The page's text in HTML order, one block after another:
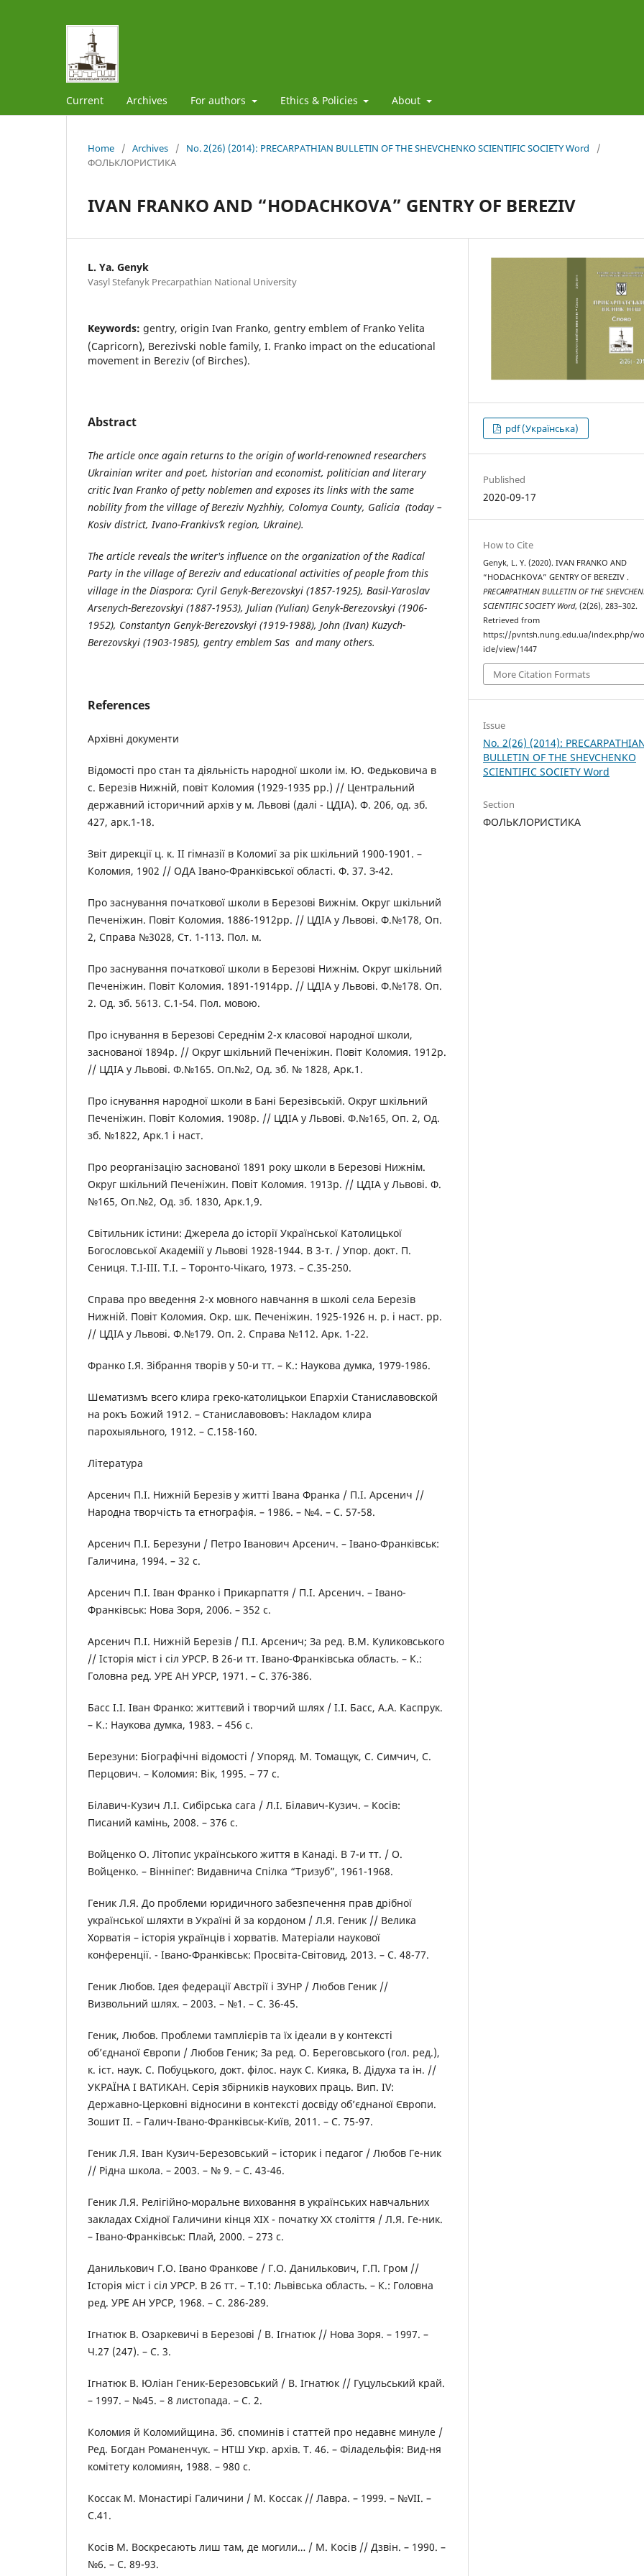
Current Archives For authors Ethics & Policies About
Home / Archives / No. 2(26) (2014): PRECARPATHIAN BULLETIN OF THE SHEVCHENKO SCIENTIFIC SOCIETY Word
/
ФОЛЬКЛОРИСТИКА
IVAN FRANKO AND “HODACHKOVA” GENTRY OF BEREZIV
L. Ya. Genyk
Vasyl Stefanyk Precarpathian National University
Keywords: gentry, origin Ivan Franko, gentry emblem of Franko Yelita
(Capricorn), Berezivski noble family, I. Franko impact on the educational
movement in Bereziv (of Birches).
Abstract
The article once again returns to the origin of world-renowned researchers
Ukrainian writer and poet, historian and economist, politician and literary
critic Ivan Franko of petty noblemen and exposes its links with the same
nobility from the village of Bereziv Nyzhhiy, Colomya County, Galicia (today –
Kosiv district, Ivano-Frankivs’k region, Ukraine).
The article reveals the writer's influence on the organization of the Radical
Party in the village of Bereziv and educational activities of people from this
village in the Diaspora: Cyril Genyk-Berezovskyi (1857-1925), Basil-Yaroslav
Arsenych-Berezovskyi (1887-1953), Julian (Yulian) Genyk-Berezovskyi (1906-
1952), Constantyn Genyk-Berezovskyi (1919-1988), John (Ivan) Kuzych-
Berezovskyi (1903-1985), gentry emblem Sas and many others.
References
Архівні документи
Відомості про стан та діяльність народної школи ім. Ю. Федьковича в
с. Березів Нижній, повіт Коломия (1929-1935 рр.) // Центральний
державний історичний архів у м. Львові (далі - ЦДІА). Ф. 206, од. зб.
427, арк.1-18.
Звіт дирекції ц. к. ІІ гімназії в Коломиї за рік шкільний 1900-1901. –
Коломия, 1902 // ОДА Івано-Франківської області. Ф. 37. З-42.
Про заснування початкової школи в Березові Вижнім. Округ шкільний
Печеніжин. Повіт Коломия. 1886-1912рр. // ЦДІА у Львові. Ф.№178, Оп.
2, Справа №3028, Ст. 1-113. Пол. м.
Про заснування початкової школи в Березові Нижнім. Округ шкільний
Печеніжин. Повіт Коломия. 1891-1914рр. // ЦДІА у Львові. Ф.№178. Оп.
2. Од. зб. 5613. С.1-54. Пол. мовою.
Про існування в Березові Середнім 2-х класової народної школи,
заснованої 1894р. // Округ шкільний Печеніжин. Повіт Коломия. 1912р.
// ЦДІА у Львові. Ф.№165. Оп.№2, Од. зб. № 1828, Арк.1.
Про існування народної школи в Бані Березівській. Округ шкільний
Печеніжин. Повіт Коломия. 1908р. // ЦДІА у Львові. Ф.№165, Оп. 2, Од.
зб. №1822, Арк.1 і наст.
Про реорганізацію заснованої 1891 року школи в Березові Нижнім.
Округ шкільний Печеніжин. Повіт Коломия. 1913р. // ЦДІА у Львові. Ф.
№165, Оп.№2, Од. зб. 1830, Арк.1,9.
Світильник істини: Джерела до історії Української Католицької
Богословської Академіії у Львові 1928-1944. В 3-т. / Упор. докт. П.
Сениця. Т.І-ІІІ. Т.І. – Торонто-Чікаго, 1973. – С.35-250.
Справа про введення 2-х мовного навчання в школі села Березів
Нижній. Повіт Коломия. Окр. шк. Печеніжин. 1925-1926 н. р. і наст. рр.
// ЦДІА у Львові. Ф.№179. Оп. 2. Справа №112. Арк. 1-22.
Франко І.Я. Зібрання творів у 50-и тт. – К.: Наукова думка, 1979-1986.
Шематизмъ всего клира греко-католицькои Епархіи Станиславовской
на рокъ Божий 1912. – Станиславововъ: Накладом клира
парохыяльного, 1912. – С.158-160.
Література
Арсенич П.І. Нижній Березів у житті Івана Франка / П.І. Арсенич //
Народна творчість та етнографія. – 1986. – №4. – С. 57-58.
Арсенич П.І. Березуни / Петро Іванович Арсенич. – Івано-Франківськ:
Галичина, 1994. – 32 с.
Арсенич П.І. Іван Франко і Прикарпаття / П.І. Арсенич. – Івано-
Франківськ: Нова Зоря, 2006. – 352 с.
Арсенич П.І. Нижній Березів / П.І. Арсенич; За ред. В.М. Куликовського
// Історія міст і сіл УРСР. В 26-и тт. Івано-Франківська область. – К.:
Головна ред. УРЕ АН УРСР, 1971. – С. 376-386.
Басс І.І. Іван Франко: життєвий і творчий шлях / І.І. Басс, А.А. Каспрук.
– К.: Наукова думка, 1983. – 456 с.
Березуни: Біографічні відомості / Упоряд. М. Томащук, С. Симчич, С.
Перцович. – Коломия: Вік, 1995. – 77 с.
Білавич-Кузич Л.І. Сибірська сага / Л.І. Білавич-Кузич. – Косів:
Писаний камінь, 2008. – 376 с.
Войценко О. Літопис українського життя в Канаді. В 7-и тт. / О.
Войценко. – Вінніпеґ: Видавнича Спілка “Тризуб”, 1961-1968.
Геник Л.Я. До проблеми юридичного забезпечення прав дрібної
української шляхти в Україні й за кордоном / Л.Я. Геник // Велика
Хорватія – історія українців і хорватів. Матеріали наукової
конференції. - Івано-Франківськ: Просвіта-Світовид, 2013. – С. 48-77.
Геник Любов. Ідея федерації Австрії і ЗУНР / Любов Геник //
Визвольний шлях. – 2003. – №1. – С. 36-45.
Геник, Любов. Проблеми тамплієрів та їх ідеали в у контексті
об’єднаної Європи / Любов Геник; За ред. О. Береговського (гол. ред.),
к. іст. наук. С. Побуцького, докт. філос. наук С. Кияка, В. Дідуха та ін. //
УКРАЇНА І ВАТИКАН. Серія збірників наукових праць. Вип. ІV:
Державно-Церковні відносини в контексті досвіду об’єднаної Європи.
Зошит ІІ. – Галич-Івано-Франківськ-Київ, 2011. – С. 75-97.
Геник Л.Я. Іван Кузич-Березовський – історик і педагог / Любов Ге-ник
// Рідна школа. – 2003. – № 9. – С. 43-46.
Геник Л.Я. Релігійно-моральне виховання в українських навчальних
закладах Східної Галичини кінця ХІХ - початку ХХ століття / Л.Я. Ге-ник.
– Івано-Франківськ: Плай, 2000. – 273 с.
Данилькович Г.О. Івано Франкове / Г.О. Данилькович, Г.П. Гром //
Історія міст і сіл УРСР. В 26 тт. – Т.10: Львівська область. – К.: Головна
ред. УРЕ АН УРСР, 1968. – С. 286-289.
Ігнатюк В. Озаркевичі в Березові / В. Ігнатюк // Нова Зоря. – 1997. –
Ч.27 (247). – С. 3.
Ігнатюк В. Юліан Геник-Березовський / В. Ігнатюк // Гуцульський край.
– 1997. – №45. – 8 листопада. – С. 2.
Коломия й Коломийщина. Зб. споминів і статтей про недавнє минуле /
Ред. Богдан Романенчук. – НТШ Укр. архів. Т. 46. – Філадельфія: Вид-ня
комітету коломиян, 1988. – 980 с.
Коссак М. Монастирі Галичини / М. Коссак // Лавра. – 1999. – №VІІ. –
С.41.
Косів М. Воскресають лиш там, де могили… / М. Косів // Дзвін. – 1990. –
№6. – С. 89-93.
pdf (Українська)
Published
2020-09-17
How to Cite
Genyk, L. Y. (2020). IVAN FRANKO AND
“HODACHKOVA” GENTRY OF BEREZIV .
PRECARPATHIAN BULLETIN OF THE
SCIENTIFIC SOCIETY Word, (2(26), 283–302.
Retrieved from
https://pvntsh.nung.edu.ua/index.php/
icle/view/1447
More Citation Formats
Issue
No. 2(26) (2014):
BULLETIN OF THE SHEVCHENKO
SCIENTIFIC SOCIETY Word
Section
ФОЛЬКЛОРИСТИКА